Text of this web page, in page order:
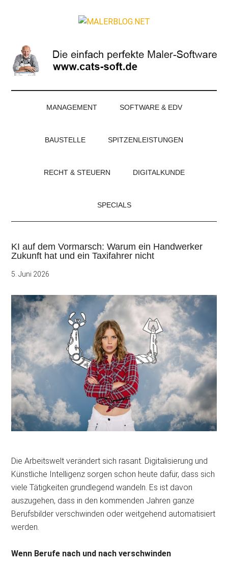
Magazin
für
Maler
und
MANAGEMENT SOFTWARE & EDV
BAUSTELLE SPITZENLEISTUNGEN
RECHT & STEUERN DIGITALKUNDE
SPECIALS
KI auf dem Vormarsch: Warum ein Handwerker
Zukunft hat und ein Taxifahrer nicht
5. Juni 2026
Die Arbeitswelt verändert sich rasant. Digitalisierung und
Künstliche Intelligenz sorgen schon heute dafür, dass sich
viele Tätigkeiten grundlegend wandeln. Es ist davon
auszugehen, dass in den kommenden Jahren ganze
Berufsbilder verschwinden oder weitgehend automatisiert
werden.
Wenn Berufe nach und nach verschwinden